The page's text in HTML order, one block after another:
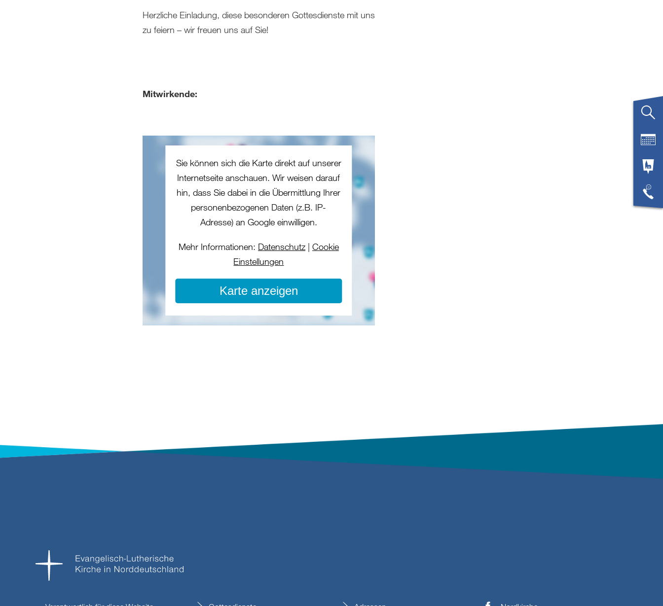
Herzliche Einladung, diese besonderen Gottesdienste mit uns
zu feiern – wir freuen uns auf Sie!
Mitwirkende:
Sie können sich die Karte direkt auf unserer
Internetseite anschauen. Wir weisen darauf
hin, dass Sie dabei in die Übermittlung Ihrer
personenbezogenen Daten (z.B. IP-
Adresse) an Google einwilligen.
Mehr Informationen: Datenschutz| Cookie
Einstellungen
Karte anzeigen